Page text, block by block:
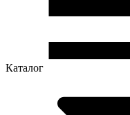
Каталог